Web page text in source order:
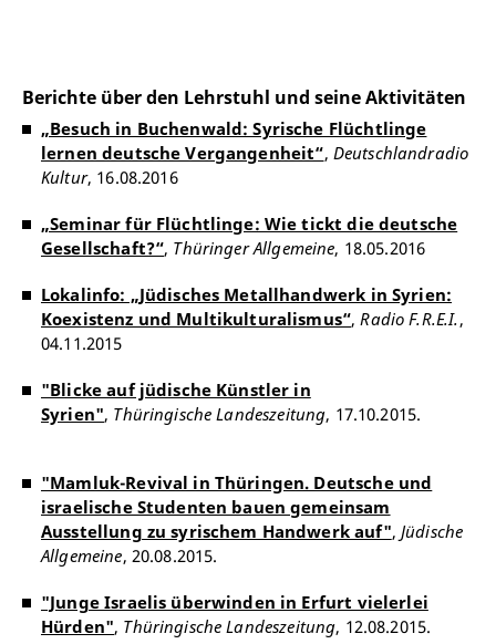
Berichte über den Lehrstuhl und seine Aktivitäten
„Besuch in Buchenwald: Syrische Flüchtlinge
lernen deutsche Vergangenheit“, Deutschlandradio
Kultur, 16.08.2016
„Seminar für Flüchtlinge: Wie tickt die deutsche
Gesellschaft?“, Thüringer Allgemeine, 18.05.2016
Lokalinfo: „Jüdisches Metallhandwerk in Syrien:
Koexistenz und Multikulturalismus“, Radio F.R.E.I. ,
04.11.2015
"Blicke auf jüdische Künstler in
Syrien", Thüringische Landeszeitung, 17.10.2015.
"Mamluk-Revival in Thüringen. Deutsche und
israelische Studenten bauen gemeinsam
Ausstellung zu syrischem Handwerk auf",Jüdische
Allgemeine, 20.08.2015.
"Junge Israelis überwinden in Erfurt vielerlei
Hürden", Thüringische Landeszeitung, 12.08.2015.